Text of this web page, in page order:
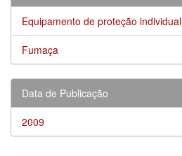
Equipamento de proteção individual
Fumaça
Data de Publicação
2009